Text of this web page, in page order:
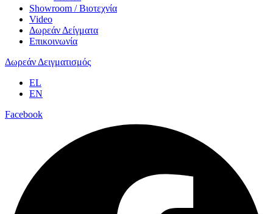
Showroom / Βιοτεχνία
Video
Δωρεάν Δείγματα
Επικοινωνία
Δωρεάν Δειγματισμός
EL
EN
Facebook